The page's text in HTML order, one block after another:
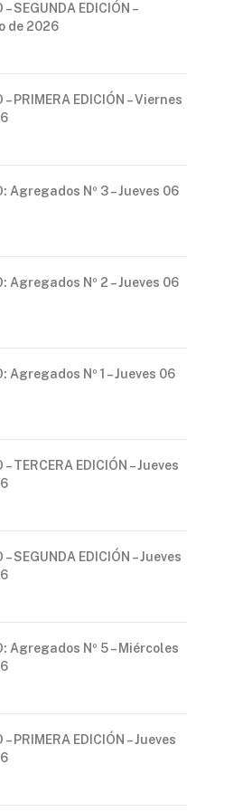
SEGUNDA EDICIÓN –
de 2026
– PRIMERA EDICIÓN – Viernes
Agregados Nº 3 – Jueves 06
Agregados Nº 2 – Jueves 06
Agregados Nº 1 – Jueves 06
TERCERA EDICIÓN – Jueves
SEGUNDA EDICIÓN – Jueves
Agregados Nº 5 – Miércoles
PRIMERA EDICIÓN – Jueves